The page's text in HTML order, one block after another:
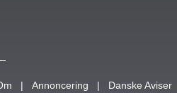
| Annoncering | Danske Aviser